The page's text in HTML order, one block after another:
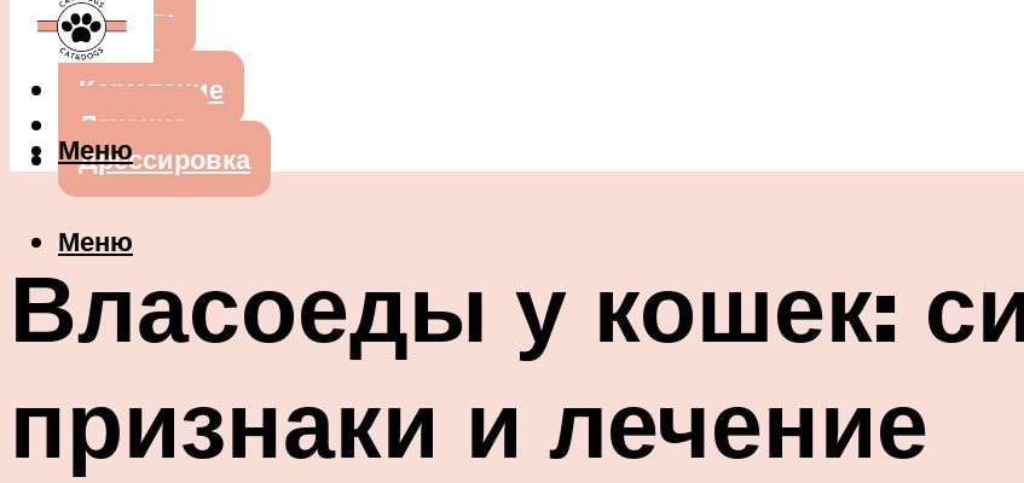
Собаки
Кошки
Кормление
Лечение
Дрессировка
Меню
Меню
Власоеды у кошек:
признаки и лечение